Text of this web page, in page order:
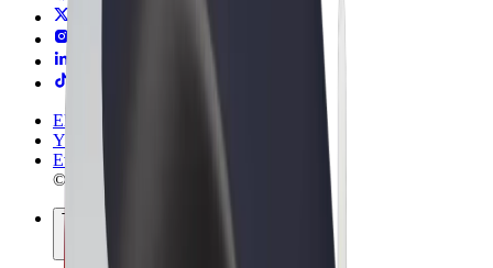
Ehdot
Yksityisyys
Evästeet
© 2026 Bolt Technology OÜ
Tuotteet